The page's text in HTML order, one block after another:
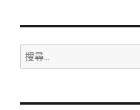
搜
尋
鍵